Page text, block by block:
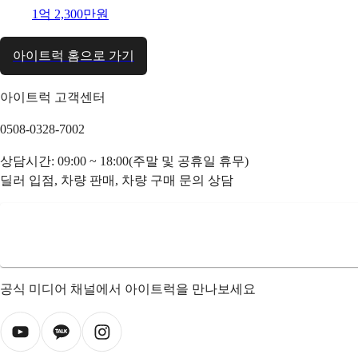
1억 2,300만원
아이트럭 홈으로 가기
아이트럭 고객센터
0508-0328-7002
상담시간: 09:00 ~ 18:00(주말 및 공휴일 휴무)
딜러 입점, 차량 판매, 차량 구매 문의 상담
공식 미디어 채널에서 아이트럭을 만나보세요